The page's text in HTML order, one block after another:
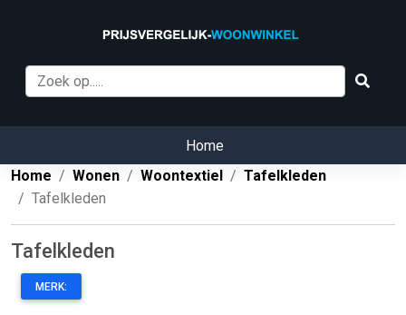
Home
Home
Wonen Woontextiel
Tafelkleden
Tafelkleden
Tafelkleden
MERK: